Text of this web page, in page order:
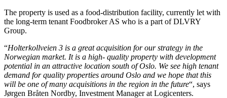
The property is used as a food-distribution facility, currently let with
the long-term tenant Foodbroker AS who is a part of DLVRY
Group.
“Holterkollveien 3 is a great acquisition for our strategy in the
Norwegian market. It is a high- quality property with development
potential in an attractive location south of Oslo. We see high tenant
demand for quality properties around Oslo and we hope that this
will be one of many acquisitions in the region in the future“, says
Jørgen Bråten Nordby, Investment Manager at Logicenters.